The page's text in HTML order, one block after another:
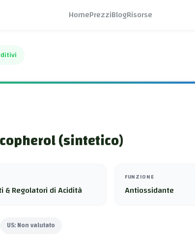
HomePrezziBlogRisorse
(sintetico)
& Regolatori di Acidità
FUNZIONE
Antiossidante
US:Non valutato